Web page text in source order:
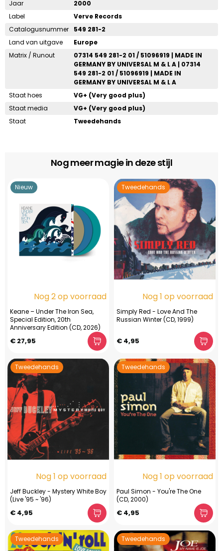
Jaar
2000
Label
Verve Records
Catalogusnummer
549 281-2
Land van uitgave
Europe
Matrix / Runout
07314 549 281-2 01 / 51096919 | MADE IN
GERMANY BY UNIVERSAL M & L A | 07314
549 281-2 01 / 51096919 | MADE IN
GERMANY BY UNIVERSAL M & L A
Staat hoes
VG+ (Very good plus)
Staat media
VG+ (Very good plus)
Staat
Tweedehands
Nog meer magie in deze stijl
Nieuw
Nog 2 op voorraad
Keane – Under The Iron Sea,
Special Edition, 20th
Anniversary Edition (CD, 2026)
€ 27,95
Tweedehands
Nog 1 op voorraad
Simply Red - Love And The
Russian Winter (CD, 1999)
€ 4,95
Tweedehands
Nog 1 op voorraad
Jeff Buckley - Mystery White Boy
(Live '95 ~ '96)
€ 4,95
Tweedehands
Nog 1 op voorraad
Paul Simon - You're The One
(CD, 2000)
€ 4,95
Tweedehands Tweedehands